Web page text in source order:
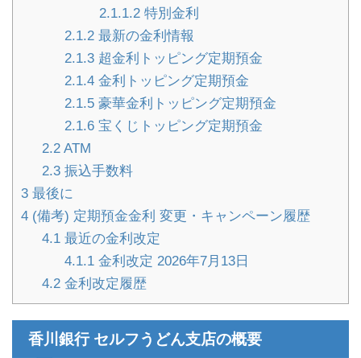
2.1.1.2特別金利
2.1.2 最新の金利情報
2.1.3 超金利トッピング定期預金
2.1.4 金利トッピング定期預金
2.1.5 豪華金利トッピング定期預金
2.1.6 宝くじトッピング定期預金
2.2ATM
2.3振込手数料
3 最後に
4 (備考) 定期預金金利 変更・キャンペーン履歴
4.1最近の金利改定
4.1.1 金利改定 2026年7月13日
4.2金利改定履歴
香川銀行 セルフうどん支店の概要